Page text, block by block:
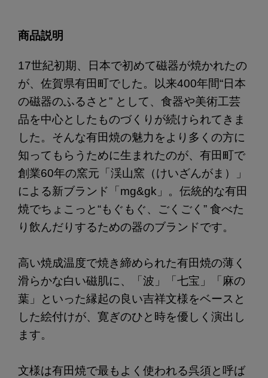
商品説明
17世紀初期、日本で初めて磁器が焼かれたの
が、佐賀県有田町でした。以来400年間“日本
の磁器のふるさと” として、食器や美術工芸
品を中心としたものづくりが続けられてきま
した。そんな有田焼の魅力をより多くの方に
知ってもらうために生まれたのが、有田町で
創業60年の窯元「渓山窯（けいざんがま）」
による新ブランド「mg&gk」。伝統的な有田
焼でちょこっと“もぐもぐ、ごくごく” 食べた
り飲んだりするための器のブランドです。
高い焼成温度で焼き締められた有田焼の薄く
滑らかな白い磁肌に、「波」「七宝」「麻の
葉」といった縁起の良い吉祥文様をベースと
した絵付けが、寛ぎのひと時を優しく演出し
ます。
文様は有田焼で最もよく使われる呉須と呼ば